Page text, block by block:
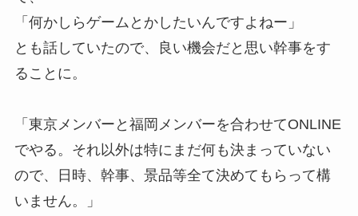
「何かしらゲームとかしたいんですよねー」
とも話していたので、良い機会だと思い幹事をす
ることに。
「東京メンバーと福岡メンバーを合わせてONLINE
でやる。それ以外は特にまだ何も決まっていない
ので、日時、幹事、景品等全て決めてもらって構
いません。」